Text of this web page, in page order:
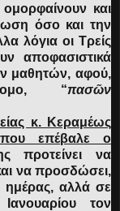
ομορφαίνουν και
όσο και την
λόγια οι Τρείς
αποφασιστικά
μαθητών, αφού,
“πασῶν
κ. Κεραμέως
επέβαλε ο
προτείνει να
να προσδώσει,
ημέρας, αλλά σε
τον